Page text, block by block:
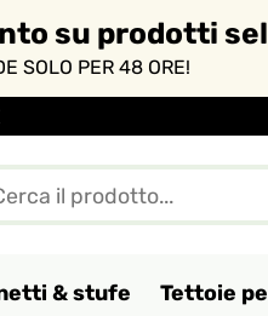
su prodotti
SOLO PER 48 ORE!
& stufe Tettoie